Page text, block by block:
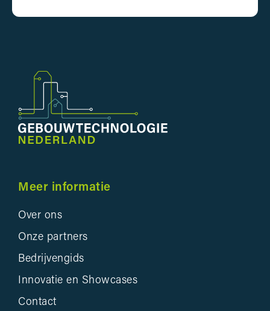
Meer informatie
Over ons
Onze partners
Bedrijvengids
Innovatie en Showcases
Contact